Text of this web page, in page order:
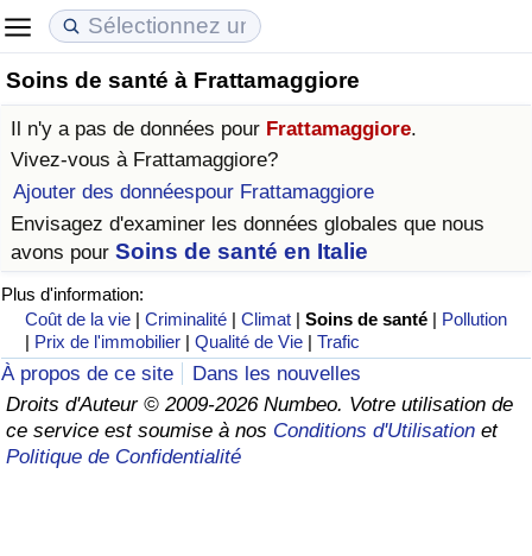
Soins de santé à Frattamaggiore
Il n'y a pas de données pour Frattamaggiore.
Vivez-vous à Frattamaggiore?
Ajouter des donnéespour Frattamaggiore
Envisagez d'examiner les données globales que nous
avons pour Soins de santé en Italie
Plus d'information:
Coût de la vie |Criminalité |Climat |Soins de santé | Pollution
| Prix de l'immobilier |Qualité de Vie |Trafic
À propos de ce site
Dans les nouvelles
Droits d'Auteur © 2009-2026 Numbeo. Votre utilisation de
ce service est soumise à nos Conditions d'Utilisation et
Politique de Confidentialité
Coût de la vie
Indice du Coût de la Vie (Actuel)
Indice du Coût de la Vie
Indice du coût de la vie par pays
à Akaba
Prix de l'immobilier
Indice des Prix de l'immobilier (Actuel)
Indice des Prix de l'immobilier
Indice des Prix de l'immobilier par Pays
Qualité de Vie
Indice de Qualité de Vie
Indice de Qualité de Vie (Actuel)
Indice de qualité de vie par pays
Criminalité
Indice de Criminalité (Actuel)
Indice de Criminalité